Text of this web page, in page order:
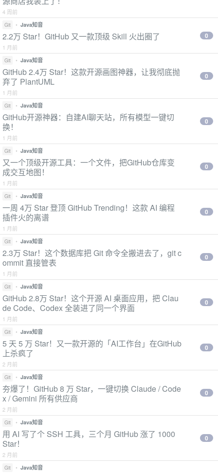
4 周前
Git • Java知音
2.2万 Star！GitHub 又一款顶级 Skill 火出圈了
1 月前
0
Git • Java知音
GitHub 2.4万 Star！这款开源画图神器，让我彻底抛
弃了 PlantUML
1 月前
0
Git • Java知音
GitHub开源神器：自建AI聊天站，所有模型一键切
换！
1 月前
0
Git • Java知音
又一个顶级开源工具：一个文件，把GitHub仓库变
成交互地图！
1 月前
0
Git • Java知音
一周 4万 Star 登顶 GitHub Trending！这款 AI 编程
插件火的离谱
1 月前
0
Git • Java知音
2.3万 Star！这个数据库把 Git 命令全搬进去了，git c
ommit 直接管表
1 月前
0
Git • Java知音
GitHub 2.8万 Star！这个开源 AI 桌面应用，把 Clau
de Code、Codex 全装进了同一个界面
1 月前
0
Git • Java知音
5 天 5 万 Star！又一款开源的「AI工作台」在GitHub
上杀疯了
2 月前
0
Git • Java知音
夯爆了！GitHub 8 万 Star，一键切换 Claude / Code
x / Gemini 所有供应商
2 月前
0
Git • Java知音
用 AI 写了个 SSH 工具，三个月 GitHub 涨了 1000
Star！
2 月前
0
Git • Java知音